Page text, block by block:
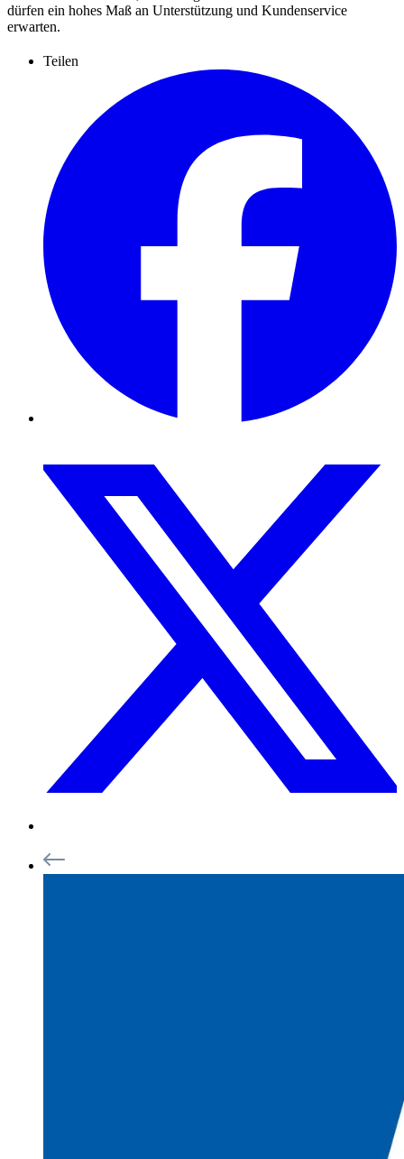
dürfen ein hohes Maß an Unterstützung und Kundenservice
erwarten.
Teilen